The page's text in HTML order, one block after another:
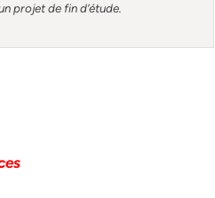
projet de fin d’étude